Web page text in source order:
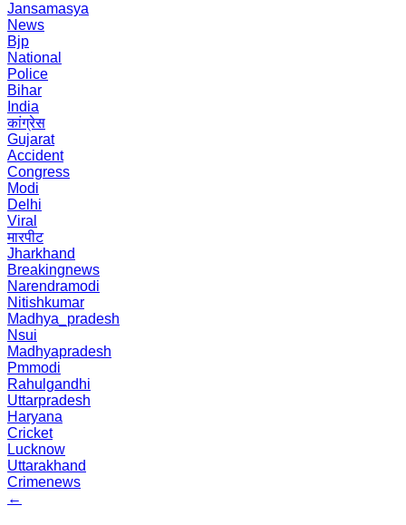
Jansamasya
News
Bjp
National
Police
Bihar
India
कांग्रेस
Gujarat
Accident
Congress
Modi
Delhi
Viral
मारपीट
Jharkhand
Breakingnews
Narendramodi
Nitishkumar
Madhya_pradesh
Nsui
Madhyapradesh
Pmmodi
Rahulgandhi
Uttarpradesh
Haryana
Cricket
Lucknow
Uttarakhand
Crimenews
←